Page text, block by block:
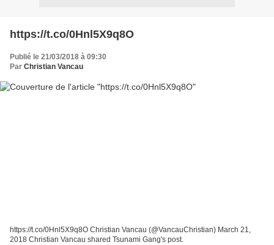
https://t.co/0Hnl5X9q8O
Publié le 21/03/2018 à 09:30
Par Christian Vancau
https://t.co/0Hnl5X9q8O Christian Vancau (@VancauChristian) March 21,
2018 Christian Vancau shared Tsunami Gang's post.